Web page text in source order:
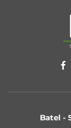
Batel -